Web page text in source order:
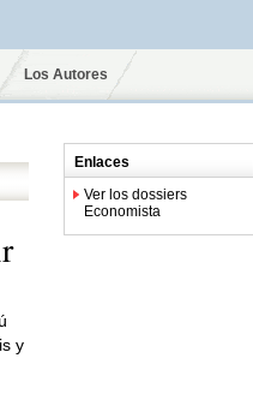
Los Autores
y
Enlaces
Ver los dossiers
Economista